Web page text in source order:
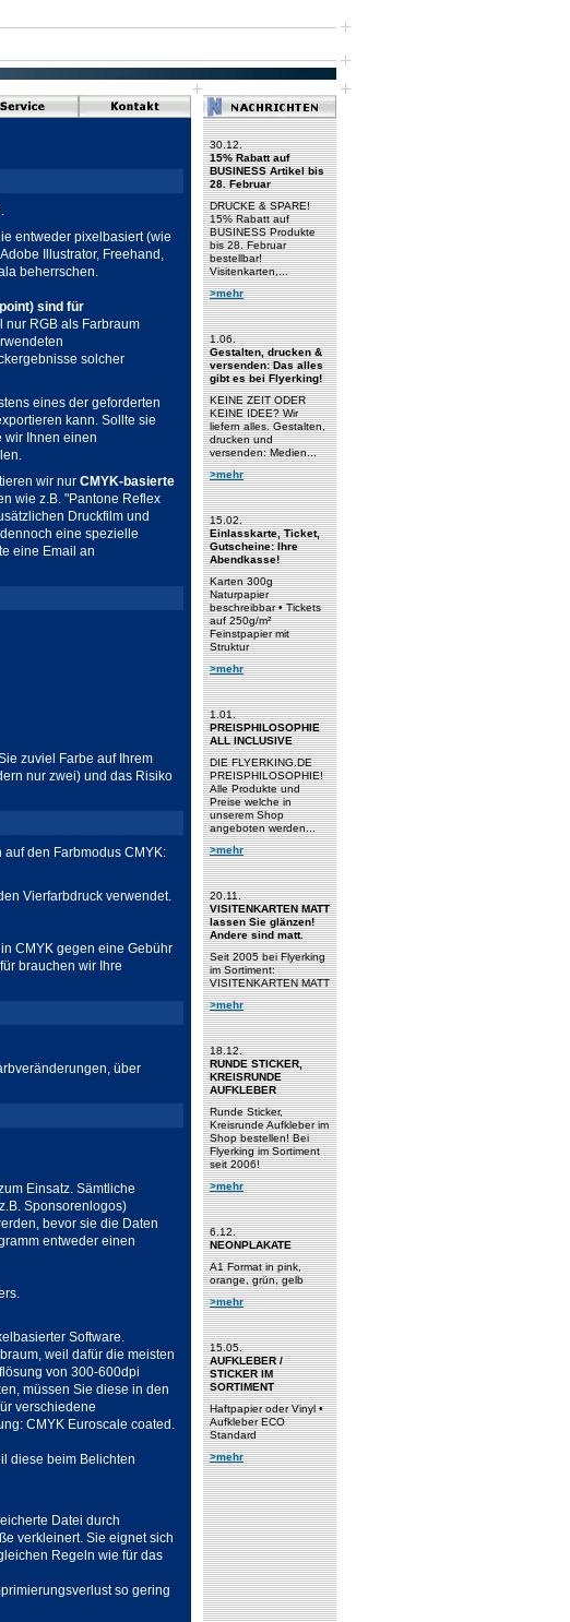
entweder pixelbasiert (wie
Illustrator, Freehand,
beherrschen.
sind für
nur RGB als Farbraum
solcher
eines der geforderten
kann. Sollte sie
wir Ihnen einen
wir nur CMYK-basierte
wie z.B. "Pantone Reflex
Druckfilm und
eine spezielle
eine Email an
zuviel Farbe auf Ihrem
nur zwei) und das Risiko
den Farbmodus CMYK:
Vierfarbdruck verwendet.
CMYK gegen eine Gebühr
brauchen wir Ihre
über
Einsatz. Sämtliche
Sponsorenlogos)
bevor sie die Daten
entweder einen
Software.
weil dafür die meisten
von 300-600dpi
müssen Sie diese in den
verschiedene
CMYK Euroscale coated.
diese beim Belichten
Datei durch
verkleinert. Sie eignet sich
Regeln wie für das
so gering
30.12.
15% Rabatt auf
BUSINESS Artikel bis
28. Februar
DRUCKE & SPARE!
15% Rabatt auf
BUSINESS Produkte
bis 28. Februar
bestellbar!
Visitenkarten,...
>mehr
1.06.
Gestalten, drucken &
versenden: Das alles
gibt es bei Flyerking!
KEINE ZEIT ODER
KEINE IDEE? Wir
liefern alles. Gestalten,
drucken und
versenden: Medien...
>mehr
15.02.
Einlasskarte, Ticket,
Gutscheine: Ihre
Abendkasse!
Karten 300g
Naturpapier
beschreibbar • Tickets
auf 250g/m²
Feinstpapier mit
Struktur
>mehr
1.01.
PREISPHILOSOPHIE
ALL INCLUSIVE
DIE FLYERKING.DE
PREISPHILOSOPHIE!
Alle Produkte und
Preise welche in
unserem Shop
angeboten werden...
>mehr
20.11.
VISITENKARTEN MATT
lassen Sie glänzen!
Andere sind matt.
Seit 2005 bei Flyerking
im Sortiment:
VISITENKARTEN MATT
>mehr
18.12.
RUNDE STICKER,
KREISRUNDE
AUFKLEBER
Runde Sticker,
Kreisrunde Aufkleber im
Shop bestellen! Bei
Flyerking im Sortiment
seit 2006!
>mehr
6.12.
NEONPLAKATE
A1 Format in pink,
orange, grün, gelb
>mehr
15.05.
AUFKLEBER /
STICKER IM
SORTIMENT
Haftpapier oder Vinyl •
Aufkleber ECO
Standard
>mehr